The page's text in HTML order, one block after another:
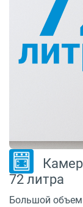
72 литра
Большой